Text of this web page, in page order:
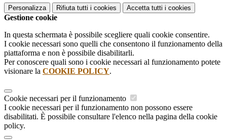
Personalizza Rifiuta tutti i cookies Accetta tutti i cookies
Gestione cookie
In questa schermata è possibile scegliere quali cookie consentire.
I cookie necessari sono quelli che consentono il funzionamento della
piattaforma e non è possibile disabilitarli.
Per conoscere quali sono i cookie necessari al funzionamento potete
visionare la COOKIE POLICY.
Cookie necessari per il funzionamento
I cookie necessari per il funzionamento non possono essere
disabilitati. È possibile consultare l'elenco nella pagina della cookie
policy.